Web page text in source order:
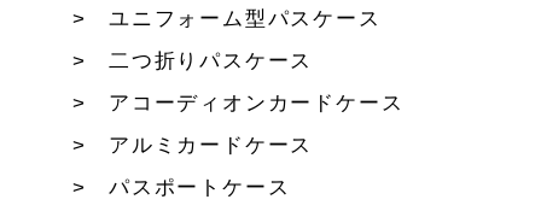
ユニフォーム型パスケース
二つ折りパスケース
アコーディオンカードケース
アルミカードケース
パスポートケース